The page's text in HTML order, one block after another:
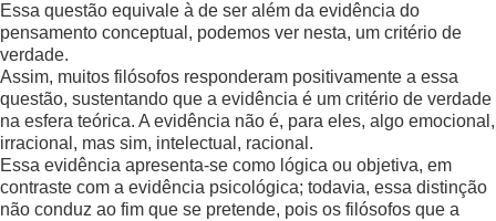
Essa questão equivale à de ser além da evidência do
pensamento conceptual, podemos ver nesta, um critério de
verdade.
Assim, muitos filósofos responderam positivamente a essa
questão, sustentando que a evidência é um critério de verdade
na esfera teórica. A evidência não é, para eles, algo emocional,
irracional, mas sim, intelectual, racional.
Essa evidência apresenta-se como lógica ou objetiva, em
contraste com a evidência psicológica; todavia, essa distinção
não conduz ao fim que se pretende, pois os filósofos que a